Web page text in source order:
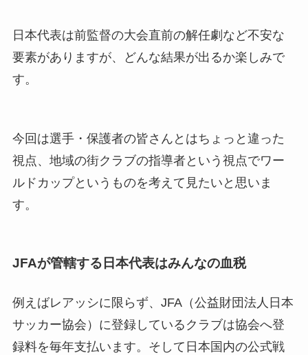
日本代表は前監督の大会直前の解任劇など不安な
要素がありますが、どんな結果が出るか楽しみで
す。
今回は選手・保護者の皆さんとはちょっと違った
視点、地域の街クラブの指導者という視点でワー
ルドカップというものを考えて見たいと思いま
す。
JFAが管轄する日本代表はみんなの血税
例えばレアッシに限らず、JFA（公益財団法人日本
サッカー協会）に登録しているクラブは協会へ登
録料を毎年支払います。そして日本国内の公式戦